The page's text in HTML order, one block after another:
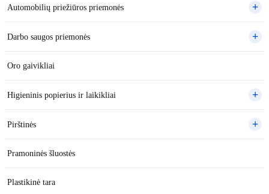
Automobilių priežiūros priemonės
Darbo saugos priemonės
Oro gaivikliai
Higieninis popierius ir laikikliai
Pirštinės
Pramoninės šluostės
Plastikinė tara